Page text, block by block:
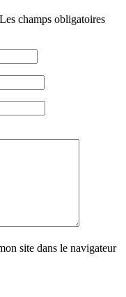
Les champs obligatoires
site dans le navigateur